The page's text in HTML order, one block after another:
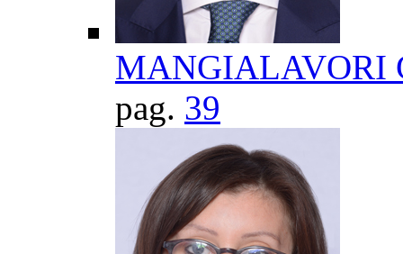
MANGIALAVORI
pag. 39